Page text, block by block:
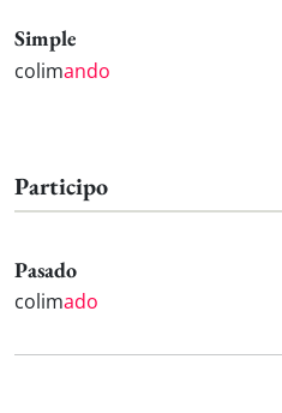
Simple
colimando
Participo
Pasado
colimado